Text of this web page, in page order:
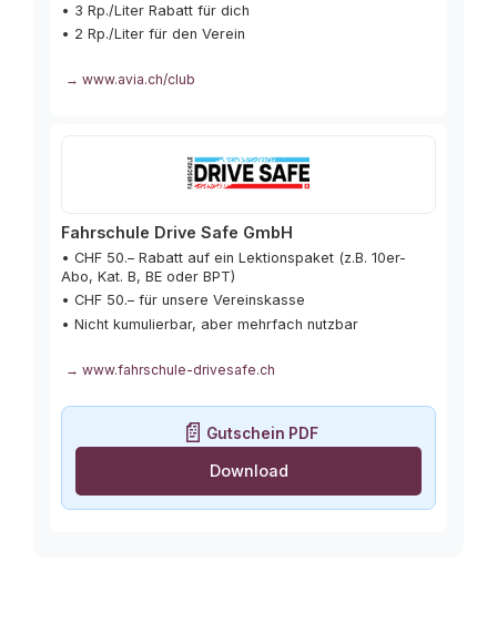
• 3 Rp./Liter Rabatt für dich
• 2 Rp./Liter für den Verein
→ www.avia.ch/club
Fahrschule Drive Safe GmbH
• CHF 50.– Rabatt auf ein Lektionspaket (z.B. 10er-
Abo, Kat. B, BE oder BPT)
• CHF 50.– für unsere Vereinskasse
• Nicht kumulierbar, aber mehrfach nutzbar
→ www.fahrschule-drivesafe.ch
📄 Gutschein PDF
Download